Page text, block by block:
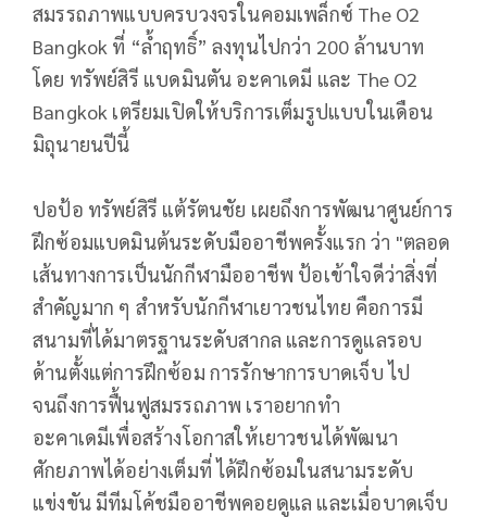
สมรรถภาพแบบครบวงจรในคอมเพล็กซ์ The O2
Bangkok ที่ “ล้ำฤทธิ์” ลงทุนไปกว่า 200 ล้านบาท
โดย ทรัพย์สิรี แบดมินตัน อะคาเดมี และ The O2
Bangkok เตรียมเปิดให้บริการเต็มรูปแบบในเดือน
มิถุนายนปีนี้
ปอป้อ ทรัพย์สิรี แต้รัตนชัย เผยถึงการพัฒนาศูนย์การ
ฝึกซ้อมแบดมินต้นระดับมืออาชีพครั้งแรก ว่า "ตลอด
เส้นทางการเป็นนักกีฬามืออาชีพ ป้อเข้าใจดีว่าสิ่งที่
สำคัญมาก ๆ สำหรับนักกีฬาเยาวชนไทย คือการมี
สนามที่ได้มาตรฐานระดับสากล และการดูแลรอบ
ด้านตั้งแต่การฝึกซ้อม การรักษาการบาดเจ็บ ไป
จนถึงการฟื้นฟูสมรรถภาพ เราอยากทำ
อะคาเดมีเพื่อสร้างโอกาสให้เยาวชนได้พัฒนา
ศักยภาพได้อย่างเต็มที่ ได้ฝึกซ้อมในสนามระดับ
แข่งขัน มีทีมโค้ชมืออาชีพคอยดูแล และเมื่อบาดเจ็บ